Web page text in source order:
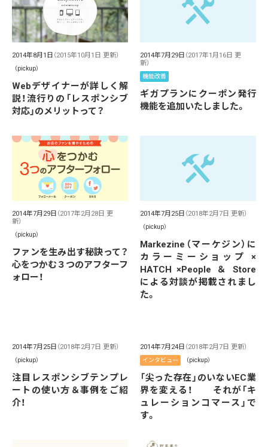
2014年8月1日 （2015年10月1日 更新）
（pickup）
Webデザイナーが詳しく解
説！流行りの「レスポンシブ
対応」のメリットって？
2014年7月29日 （2017年1月16日 更
新）
機能改善
ギガプランにクーポン発行
機能を追加いたしました。
2014年7月29日 （2017年2月28日 更
新）
（pickup）
ファンを生み出す秘訣って？
心をつかむ３つのアフターフ
ォロー！
2014年7月25日 （2018年2月7日 更新）
（pickup）
Markezine（マーケジン）に
カラーミーショップ ×
HATCH ×People ＆ Store
による対談が掲載されまし
た。
2014年7月25日 （2018年2月7日 更新）
（pickup）
注目レスポンシブテンプレ
ートの使い方＆事例をご紹
介！
2014年7月24日 （2018年2月7日 更新）
インタビュー （pickup）
「尖った存在」のいないEC業
界を変える！ それが「キ
ュレーションコマース」で
す。